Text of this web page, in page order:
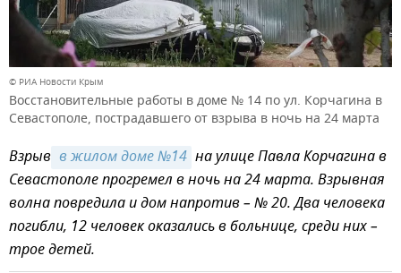
© РИА Новости Крым
Восстановительные работы в доме № 14 по ул. Корчагина в
Севастополе, пострадавшего от взрыва в ночь на 24 марта
Взрыв в жилом доме №14 на улице Павла Корчагина в
Севастополе прогремел в ночь на 24 марта. Взрывная
волна повредила и дом напротив – № 20. Два человека
погибли, 12 человек оказались в больнице, среди них –
трое детей.